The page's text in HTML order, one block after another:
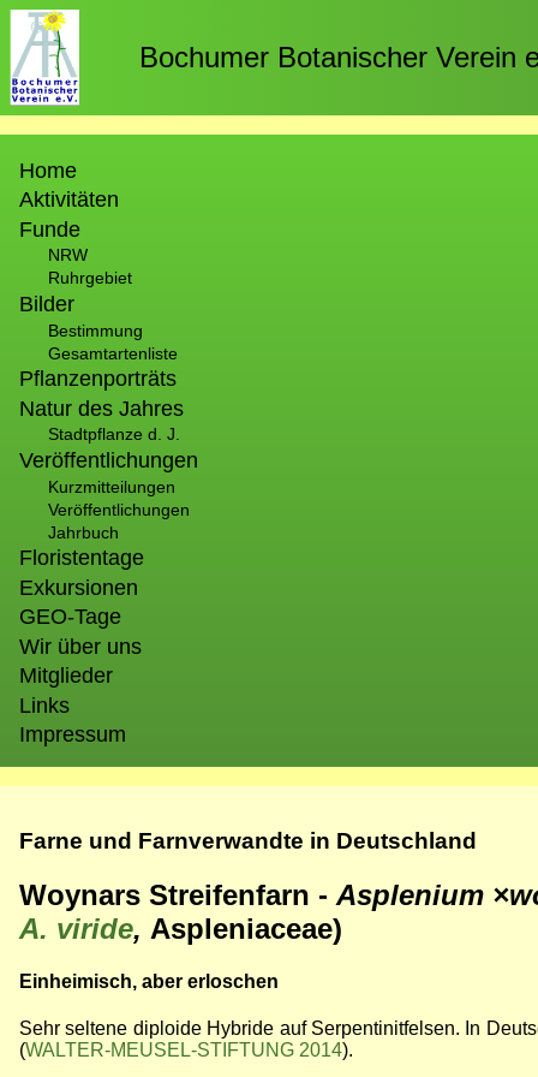
Direkt
zum
Inhalt
Bochumer Botanischer Verein
Home
Aktivitäten
Funde
NRW
Ruhrgebiet
Bilder
Bestimmung
Gesamtartenliste
Pflanzenporträts
Natur des Jahres
Stadtpflanze d. J.
Veröffentlichungen
Kurzmitteilungen
Veröffentlichungen
Jahrbuch
Floristentage
Exkursionen
GEO-Tage
Wir über uns
Mitglieder
Links
Impressum
Farne und Farnverwandte in Deutschland
Woynars Streifenfarn - Asplenium
A. viride, Aspleniaceae)
Einheimisch, aber erloschen
Sehr seltene diploide Hybride auf Serpentinitfelsen. In
(WALTER-MEUSEL-STIFTUNG 2014).